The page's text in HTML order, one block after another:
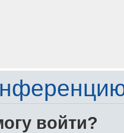
войти?